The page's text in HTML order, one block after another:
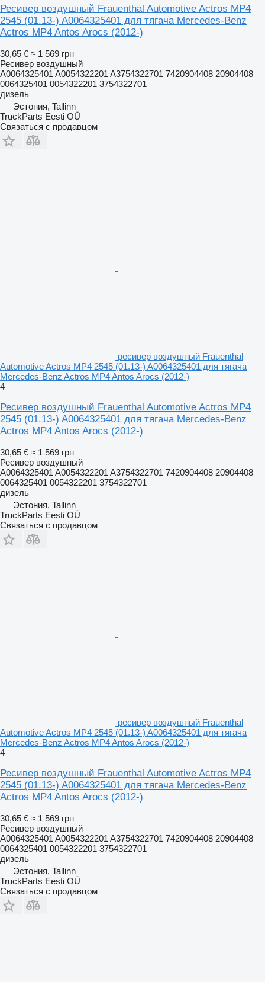
Ресивер воздушный Frauenthal Automotive Actros MP4
2545 (01.13-) A0064325401 для тягача Mercedes-Benz
Actros MP4 Antos Arocs (2012-)
30,65 € ≈ 1 569 грн
Ресивер воздушный
A0064325401 A0054322201 A3754322701 7420904408 20904408
0064325401 0054322201 3754322701
дизель
Эстония, Tallinn
TruckParts Eesti OÜ
Связаться с продавцом
ресивер воздушный Frauenthal
Automotive Actros MP4 2545 (01.13-) A0064325401 для тягача
Mercedes-Benz Actros MP4 Antos Arocs (2012-)
4
Ресивер воздушный Frauenthal Automotive Actros MP4
2545 (01.13-) A0064325401 для тягача Mercedes-Benz
Actros MP4 Antos Arocs (2012-)
30,65 € ≈ 1 569 грн
Ресивер воздушный
A0064325401 A0054322201 A3754322701 7420904408 20904408
0064325401 0054322201 3754322701
дизель
Эстония, Tallinn
TruckParts Eesti OÜ
Связаться с продавцом
ресивер воздушный Frauenthal
Automotive Actros MP4 2545 (01.13-) A0064325401 для тягача
Mercedes-Benz Actros MP4 Antos Arocs (2012-)
4
Ресивер воздушный Frauenthal Automotive Actros MP4
2545 (01.13-) A0064325401 для тягача Mercedes-Benz
Actros MP4 Antos Arocs (2012-)
30,65 € ≈ 1 569 грн
Ресивер воздушный
A0064325401 A0054322201 A3754322701 7420904408 20904408
0064325401 0054322201 3754322701
дизель
Эстония, Tallinn
TruckParts Eesti OÜ
Связаться с продавцом